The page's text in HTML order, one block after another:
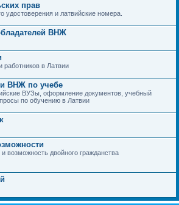
прав
удостоверения и латвийские номера.
ВНЖ
работников в Латвии
ВНЖ по учебе
ВУЗы, оформление документов, учебный
по обучению в Латвии
возможность двойного гражданства